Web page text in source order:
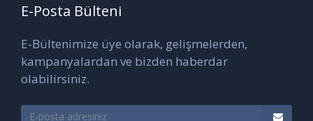
E-Posta Bülteni
E-Bültenimize üye olarak, gelişmelerden,
kampanyalardan ve bizden haberdar
olabilirsiniz.